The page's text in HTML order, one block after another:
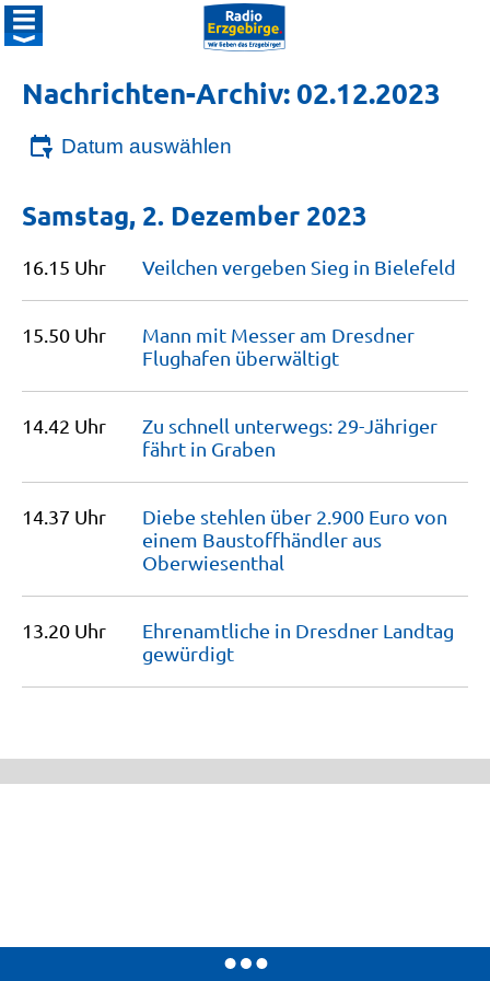
Nachrichten-Archiv: 02.12.2023
Datum auswählen
Samstag, 2. Dezember 2023
16.15 Uhr Veilchen vergeben Sieg in Bielefeld
15.50 Uhr
Mann mit Messer am Dresdner
Flughafen überwältigt
14.42 Uhr
Zu schnell unterwegs: 29-Jähriger
fährt in Graben
14.37 Uhr
Diebe stehlen über 2.900 Euro von
einem Baustoffhändler aus
Oberwiesenthal
13.20 Uhr
Ehrenamtliche in Dresdner Landtag
gewürdigt